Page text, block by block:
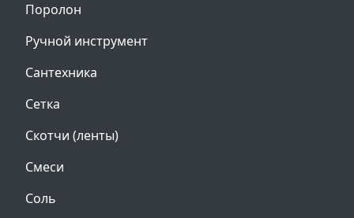
Поролон
Ручной инструмент
Сантехника
Сетка
Скотчи (ленты)
Смеси
Соль